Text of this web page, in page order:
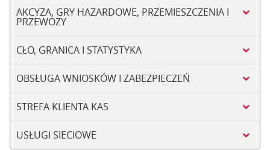
AKCYZA, GRY HAZARDOWE, PRZEMIESZCZENIA I
PRZEWOZY
CŁO, GRANICA I STATYSTYKA
OBSŁUGA WNIOSKÓW I ZABEZPIECZEŃ
STREFA KLIENTA KAS
USŁUGI SIECIOWE